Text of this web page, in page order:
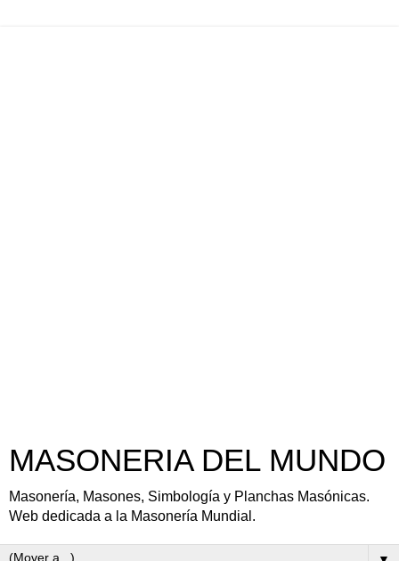
MASONERIA DEL MUNDO
Masonería, Masones, Simbología y Planchas Masónicas.
Web dedicada a la Masonería Mundial.